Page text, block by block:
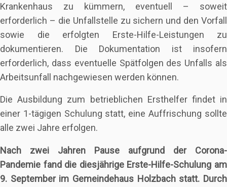
Krankenhaus zu kümmern, eventuell – soweit
erforderlich – die Unfallstelle zu sichern und den Vorfall
sowie die erfolgten Erste-Hilfe-Leistungen zu
dokumentieren. Die Dokumentation ist insofern
erforderlich, dass eventuelle Spätfolgen des Unfalls als
Arbeitsunfall nachgewiesen werden können.
Die Ausbildung zum betrieblichen Ersthelfer findet in
einer 1-tägigen Schulung statt, eine Auffrischung sollte
alle zwei Jahre erfolgen.
Nach zwei Jahren Pause aufgrund der Corona-
Pandemie fand die diesjährige Erste-Hilfe-Schulung am
9. September im Gemeindehaus Holzbach statt. Durch